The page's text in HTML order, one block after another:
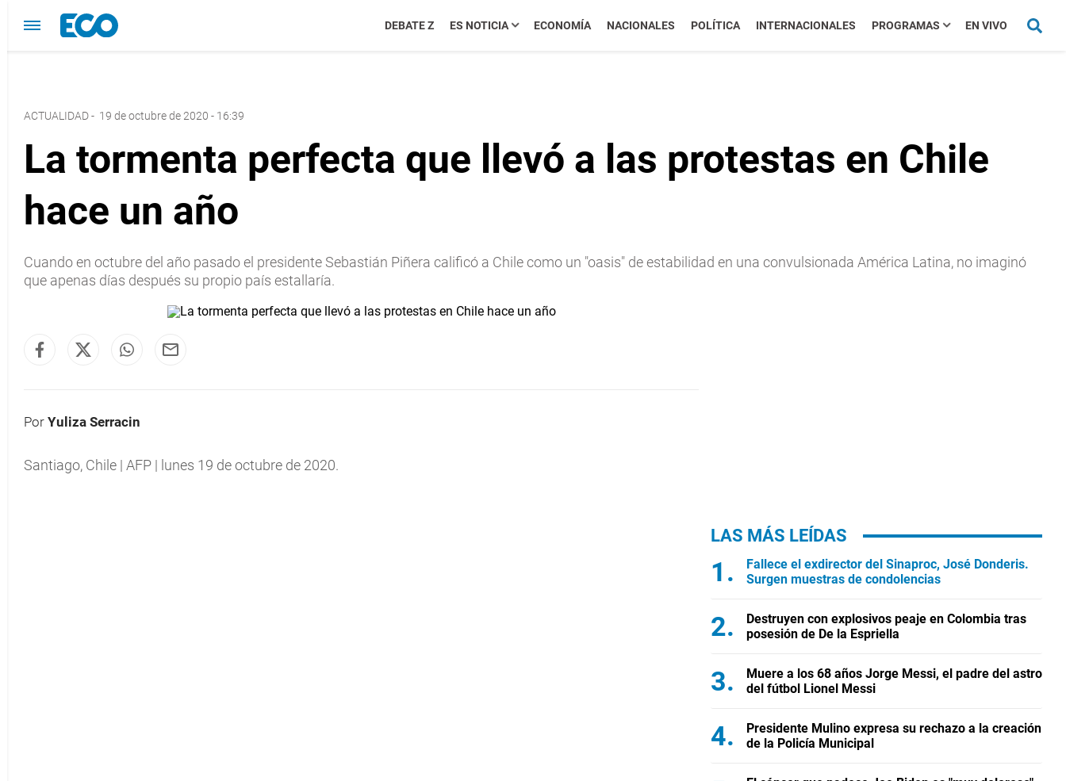
DEBATE Z ES NOTICIA ECONOMÍA NACIONALES POLÍTICA INTERNACIONALES PROGRAMAS EN VIVO
ACTUALIDAD- 19 de octubre de 2020 - 16:39
La tormenta perfecta que llevó a las protestas en Chile
hace un año
Cuando en octubre del año pasado el presidente Sebastián Piñera calificó a Chile como un "oasis" de estabilidad en una convulsionada América Latina, no imaginó
que apenas días después su propio país estallaría.
Por Yuliza Serracin
Santiago, Chile | AFP | lunes 19 de octubre de 2020.
LAS MÁS LEÍDAS
Fallece el exdirector del Sinaproc, José Donderis.
Surgen muestras de condolencias
Destruyen con explosivos peaje en Colombia tras
posesión de De la Espriella
Muere a los 68 años Jorge Messi, el padre del astro
del fútbol Lionel Messi
Presidente Mulino expresa su rechazo a la creación
de la Policía Municipal